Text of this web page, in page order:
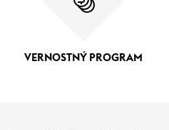
VERNOSTNÝ PROGRAM